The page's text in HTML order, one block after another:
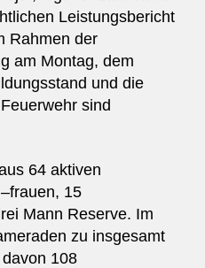
Leistungsbericht
Rahmen der
am Montag, dem
und die
sind
64 aktiven
15
Mann Reserve. Im
zu insgesamt
108